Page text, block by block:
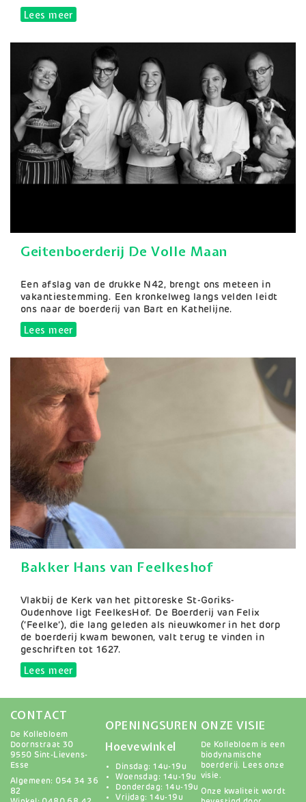
Lees meerover Ourobouros
Geitenboerderij De Volle Maan
Samenvatting
Een afslag van de drukke N42, brengt ons meteen in
vakantiestemming. Een kronkelweg langs velden leidt
ons naar de boerderij van Bart en Kathelijne.
Lees meerover Geitenboerderij De Volle Maan
Bakker Hans van Feelkeshof
Samenvatting
Vlakbij de Kerk van het pittoreske St-Goriks-
Oudenhove ligt FeelkesHof. De Boerderij van Felix
(‘Feelke’), die lang geleden als nieuwkomer in het dorp
de boerderij kwam bewonen, valt terug te vinden in
geschriften tot 1627.
Lees meerover Bakker Hans van Feelkeshof
CONTACT
De Kollebloem
Doornstraat 30
9550 Sint-Lievens-
Esse
Algemeen: 054 34 36
82
OPENINGSUREN
Hoevewinkel
Dinsdag: 14u-19u
Woensdag: 14u-19u
Donderdag: 14u-19u
Vrijdag: 14u-19u
ONZE VISIE
De Kollebloem is een
biodynamische
boerderij. Lees onze
visie.
Onze kwaliteit wordt